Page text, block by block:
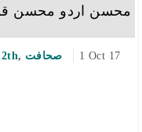
محسن اردو محسن
, صحافت 1 Oct 17